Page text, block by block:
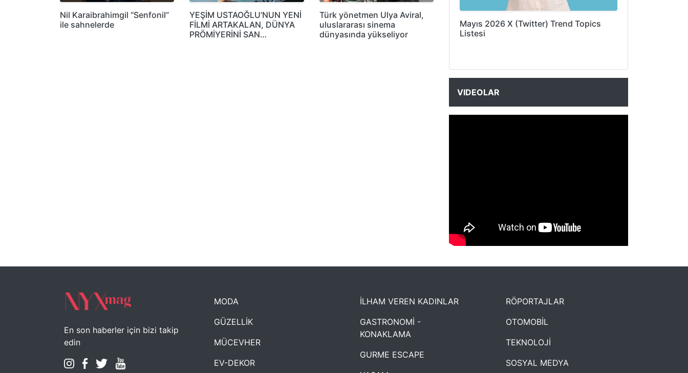
Nil Karaibrahimgil “Senfonil”
ile sahnelerde
YEŞİM USTAOĞLU’NUN YENİ
FİLMİ ARTAKALAN, DÜNYA
PRÖMİYERİNİ SAN…
Türk yönetmen Ulya Aviral,
uluslararası sinema
dünyasında yükseliyor
Mayıs 2026 X (Twitter) Trend Topics
Listesi
VIDEOLAR
NYXmag 2. Yaş Kutlama Etkinliği
En son haberler için bizi takip
edin
MODA
GÜZELLİK
MÜCEVHER
EV-DEKOR
İLHAM VEREN KADINLAR
GASTRONOMİ -
KONAKLAMA
GURME ESCAPE
RÖPORTAJLAR
OTOMOBİL
TEKNOLOJİ
SOSYAL MEDYA